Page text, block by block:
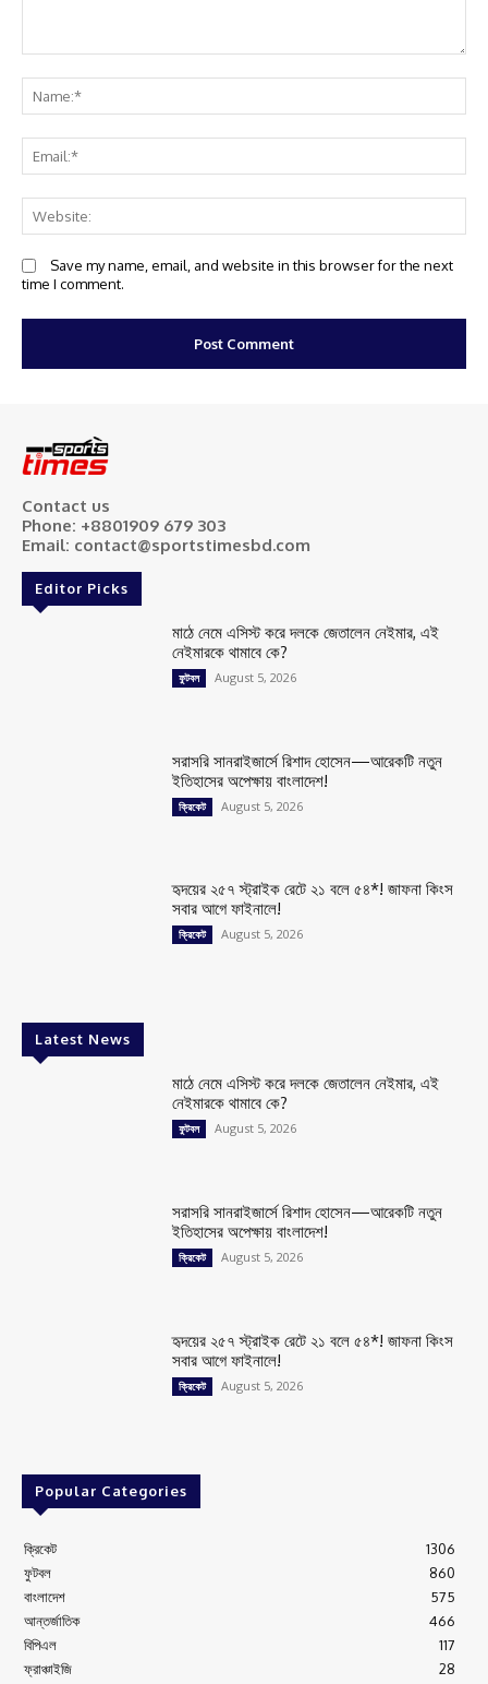
Comment:
Save my name, email, and website in this browser for the next
time I comment.
Contact us
Phone: +8801909 679 303
Email: contact@sportstimesbd.com
Editor Picks
মাঠে নেমে এসিস্ট করে দলকে জেতালেন নেইমার, এই
নেইমারকে থামাবে কে?
ফুটবল August 5, 2026
সরাসরি সানরাইজার্সে রিশাদ হোসেন—আরেকটি নতুন
ইতিহাসের অপেক্ষায় বাংলাদেশ!
ক্রিকেট August 5, 2026
হৃদয়ের ২৫৭ স্ট্রাইক রেটে ২১ বলে ৫৪*! জাফনা কিংস
সবার আগে ফাইনালে!
ক্রিকেট August 5, 2026
Latest News
মাঠে নেমে এসিস্ট করে দলকে জেতালেন নেইমার, এই
নেইমারকে থামাবে কে?
ফুটবল August 5, 2026
সরাসরি সানরাইজার্সে রিশাদ হোসেন—আরেকটি নতুন
ইতিহাসের অপেক্ষায় বাংলাদেশ!
ক্রিকেট August 5, 2026
হৃদয়ের ২৫৭ স্ট্রাইক রেটে ২১ বলে ৫৪*! জাফনা কিংস
সবার আগে ফাইনালে!
ক্রিকেট August 5, 2026
Popular Categories
ক্রিকেট
1306
ফুটবল
860
বাংলাদেশ
575
আন্তর্জাতিক
466
বিপিএল
117
ফ্রাঞ্চাইজি
28